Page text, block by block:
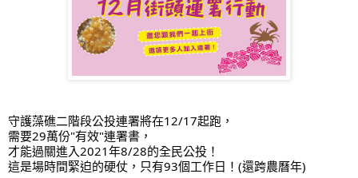
守護藻礁二階段公投連署將在12/17起跑，
需要29萬份"有效"連署書，
才能過關進入2021年8/28的全民公投！
這是場時間緊迫的硬仗，只有93個工作日！(還跨農曆年)